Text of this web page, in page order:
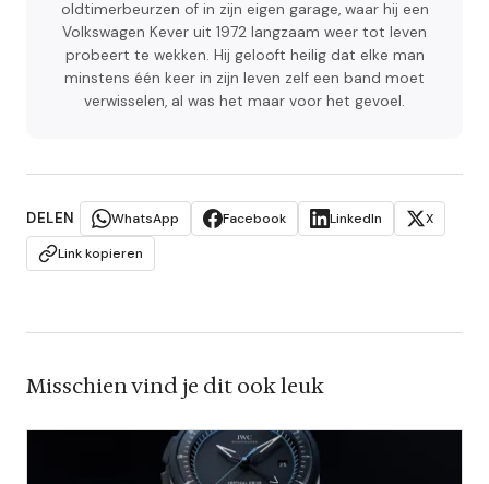
oldtimerbeurzen of in zijn eigen garage, waar hij een
Volkswagen Kever uit 1972 langzaam weer tot leven
probeert te wekken. Hij gelooft heilig dat elke man
minstens één keer in zijn leven zelf een band moet
verwisselen, al was het maar voor het gevoel.
DELEN WhatsApp Facebook LinkedIn
X
Link kopieren
Misschien vind je dit ook leuk